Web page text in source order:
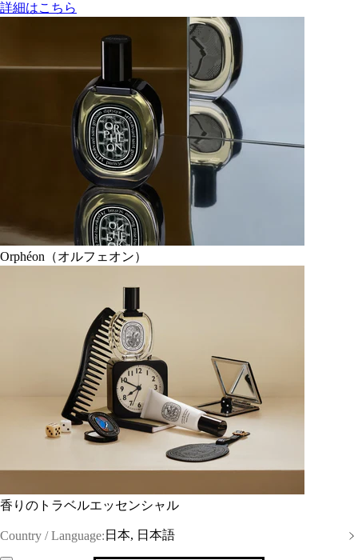
詳細はこちら
Orphéon（オルフェオン）
香りのトラベルエッセンシャル
Country / Language: 日本, 日本語